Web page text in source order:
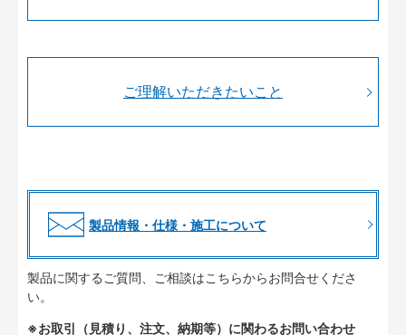
ご理解いただきたいこと
製品情報・仕様・施工について
製品に関するご質問、ご相談はこちらからお問合せくださ
い。
※お取引（見積り、注文、納期等）に関わるお問い合わせ